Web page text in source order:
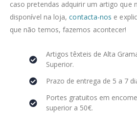
caso pretendas adquirir um artigo que
disponível na loja,contacta-nos e
que não temos, fazemos acontecer!
Artigos têxteis de Alta
Superior.
Prazo de entrega de 5 a 7
Portes gratuitos em
superior a 50€.